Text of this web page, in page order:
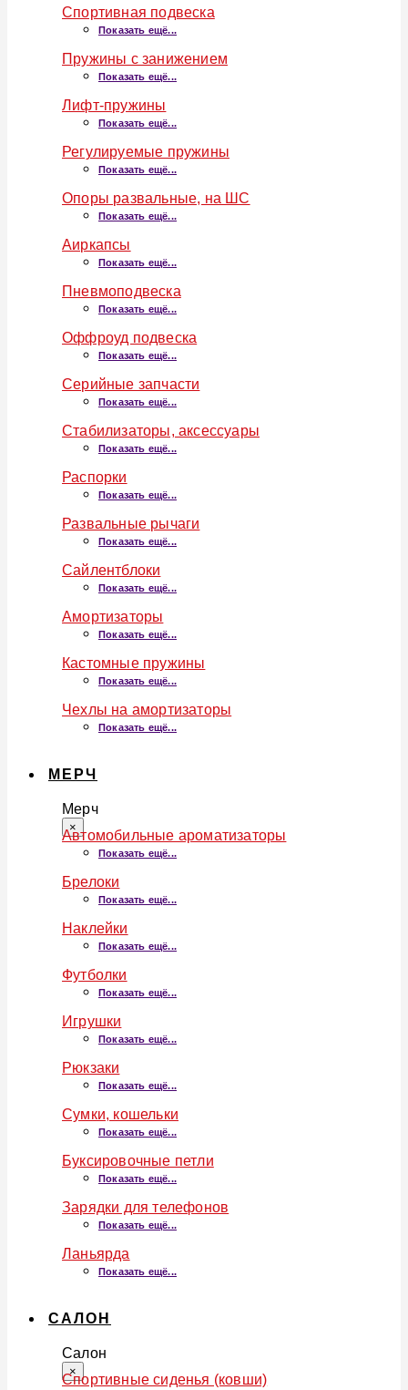
Спортивная подвеска
Показать ещё...
Пружины с занижением
Показать ещё...
Лифт-пружины
Показать ещё...
Регулируемые пружины
Показать ещё...
Опоры развальные, на ШС
Показать ещё...
Аиркапсы
Показать ещё...
Пневмоподвеска
Показать ещё...
Оффроуд подвеска
Показать ещё...
Серийные запчасти
Показать ещё...
Стабилизаторы, аксессуары
Показать ещё...
Распорки
Показать ещё...
Развальные рычаги
Показать ещё...
Сайлентблоки
Показать ещё...
Амортизаторы
Показать ещё...
Кастомные пружины
Показать ещё...
Чехлы на амортизаторы
Показать ещё...
МЕРЧ
Мерч
×
Автомобильные ароматизаторы
Показать ещё...
Брелоки
Показать ещё...
Наклейки
Показать ещё...
Футболки
Показать ещё...
Игрушки
Показать ещё...
Рюкзаки
Показать ещё...
Сумки, кошельки
Показать ещё...
Буксировочные петли
Показать ещё...
Зарядки для телефонов
Показать ещё...
Ланьярда
Показать ещё...
САЛОН
Салон
×
Спортивные сиденья (ковши)